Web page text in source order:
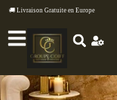
🚚 Livraison Gratuite en Europe